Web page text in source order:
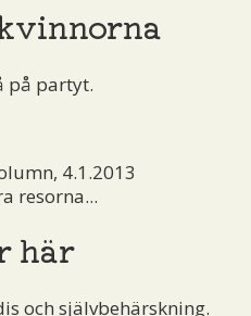
på partyt.
4.1.2013
resorna...
här
och självbehärskning.